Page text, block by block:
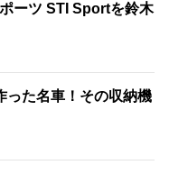
ーツ STI Sportを鈴木
った名車！その収納機